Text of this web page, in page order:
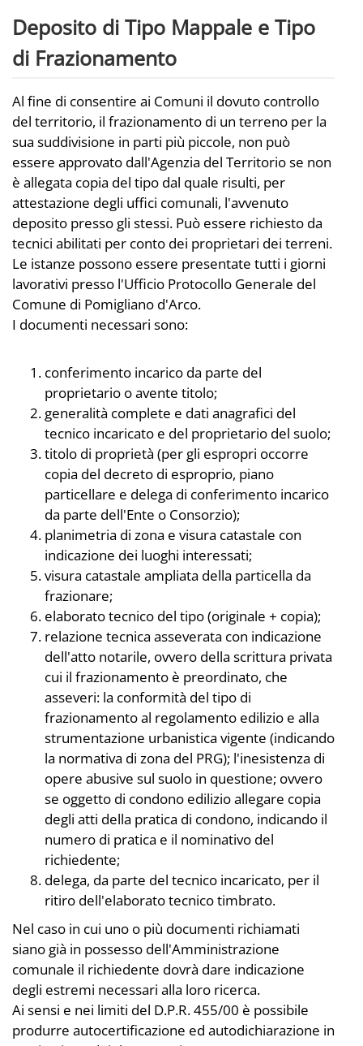
Deposito di Tipo Mappale e Tipo
di Frazionamento
Al fine di consentire ai Comuni il dovuto controllo
del territorio, il frazionamento di un terreno per la
sua suddivisione in parti più piccole, non può
essere approvato dall'Agenzia del Territorio se non
è allegata copia del tipo dal quale risulti, per
attestazione degli uffici comunali, l'avvenuto
deposito presso gli stessi. Può essere richiesto da
tecnici abilitati per conto dei proprietari dei terreni.
Le istanze possono essere presentate tutti i giorni
lavorativi presso l'Ufficio Protocollo Generale del
Comune di Pomigliano d'Arco.
I documenti necessari sono:
conferimento incarico da parte del
proprietario o avente titolo;
generalità complete e dati anagrafici del
tecnico incaricato e del proprietario del suolo;
titolo di proprietà (per gli espropri occorre
copia del decreto di esproprio, piano
particellare e delega di conferimento incarico
da parte dell'Ente o Consorzio);
planimetria di zona e visura catastale con
indicazione dei luoghi interessati;
visura catastale ampliata della particella da
frazionare;
elaborato tecnico del tipo (originale + copia);
relazione tecnica asseverata con indicazione
dell'atto notarile, ovvero della scrittura privata
cui il frazionamento è preordinato, che
asseveri: la conformità del tipo di
frazionamento al regolamento edilizio e alla
strumentazione urbanistica vigente (indicando
la normativa di zona del PRG); l'inesistenza di
opere abusive sul suolo in questione; ovvero
se oggetto di condono edilizio allegare copia
degli atti della pratica di condono, indicando il
numero di pratica e il nominativo del
richiedente;
delega, da parte del tecnico incaricato, per il
ritiro dell'elaborato tecnico timbrato.
Nel caso in cui uno o più documenti richiamati
siano già in possesso dell'Amministrazione
comunale il richiedente dovrà dare indicazione
degli estremi necessari alla loro ricerca.
Ai sensi e nei limiti del D.P.R. 455/00 è possibile
produrre autocertificazione ed autodichiarazione in